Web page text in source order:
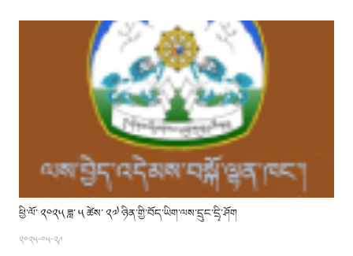
ཕྱི་ལོ་ ༢༠༢༥ ཟླ་ ༥ ཚེས་ ༢༧ ཉིན་གྱི་བོད་ཡིག་ལས་དྲུང་དྲྭི་ཤོག
༢༠༢༥-༠༥-༢༩